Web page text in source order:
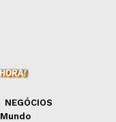
NEGÓCIOS
Mundo